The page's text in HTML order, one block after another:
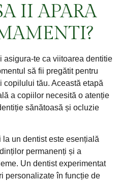
II APARA
asigura-te ca viitoarea dentitie
să fii pregătit pentru
tău. Această etapă
a copiilor necesită o atenție
sănătoasă și ocluzie
un dentist este esențială
permanenți și a
Un dentist experimentat
personalizate în funcție de